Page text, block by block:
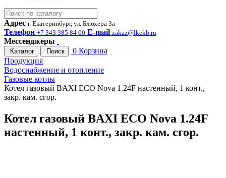
Адрес г. Екатеринбург, ул. Блюхера 3а
Телефон +7 343 385 84 00 E-mail zakaz@lkekb.ru
Мессенджеры
Каталог Поиск 0 Корзина
Продукция
Водоснабжение и отопление
Газовые котлы
Котел газовый BAXI ECO Nova 1.24F настенный, 1 конт.,
закр. кам. сгор.
Котел газовый BAXI ECO Nova 1.24F
настенный, 1 конт., закр. кам. сгор.